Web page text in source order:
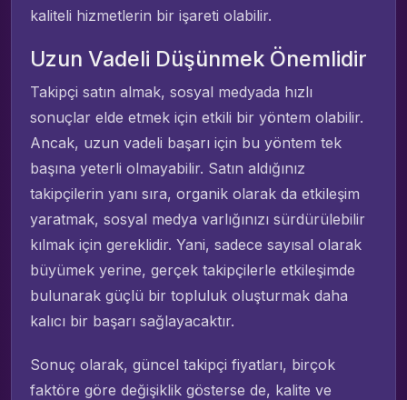
kaliteli hizmetlerin bir işareti olabilir.
Uzun Vadeli Düşünmek Önemlidir
Takipçi satın almak, sosyal medyada hızlı
sonuçlar elde etmek için etkili bir yöntem olabilir.
Ancak, uzun vadeli başarı için bu yöntem tek
başına yeterli olmayabilir. Satın aldığınız
takipçilerin yanı sıra, organik olarak da etkileşim
yaratmak, sosyal medya varlığınızı sürdürülebilir
kılmak için gereklidir. Yani, sadece sayısal olarak
büyümek yerine, gerçek takipçilerle etkileşimde
bulunarak güçlü bir topluluk oluşturmak daha
kalıcı bir başarı sağlayacaktır.
Sonuç olarak, güncel takipçi fiyatları, birçok
faktöre göre değişiklik gösterse de, kalite ve